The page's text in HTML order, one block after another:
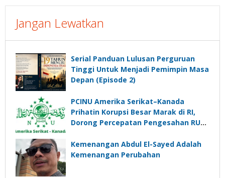
Jangan Lewatkan
Serial Panduan Lulusan Perguruan
Tinggi Untuk Menjadi Pemimpin Masa
Depan (Episode 2)
PCINU Amerika Serikat–Kanada
Prihatin Korupsi Besar Marak di RI,
Dorong Percepatan Pengesahan RUU
Kemenangan Abdul El-Sayed Adalah
Kemenangan Perubahan